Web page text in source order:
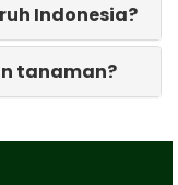
Indonesia?
tanaman?